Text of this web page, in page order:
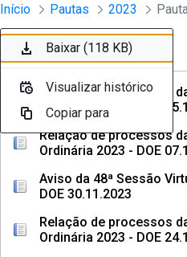
Pular para o Conteúdo principal
Sessões e
Início Pautas 2023
Ordenar Filtro
Relação de processos
Ordinária 2023 - DOE
Relação de processos
Ordinária 2023 - DOE
Aviso da 48ª Sessão
DOE 30.11.2023
Relação de processos
Ordinária 2023 - DOE
Baixar (133 KB)
Visualizar histórico
Copiar para
Baixar (297 KB)
Visualizar histórico
Copiar para
Baixar (108 KB)
Visualizar histórico
Copiar para
Baixar (377 KB)
Visualizar histórico
Copiar para
Baixar (111 KB)
Visualizar histórico
Copiar para
Baixar (230 KB)
Visualizar histórico
Copiar para
Baixar (113 KB)
Visualizar histórico
Copiar para
Baixar (304 KB)
Visualizar histórico
Copiar para
Baixar (108 KB)
Visualizar histórico
Copiar para
Baixar (118 KB)
Visualizar histórico
Copiar para